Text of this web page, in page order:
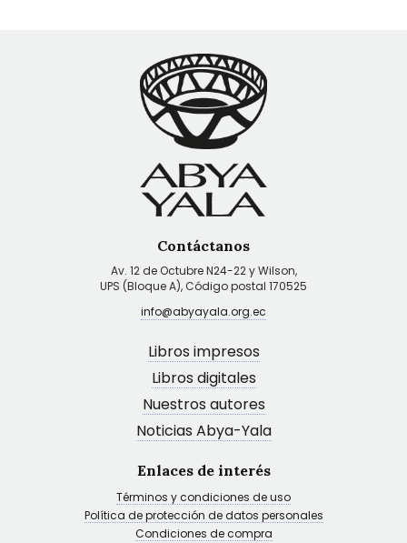
Contáctanos
Av. 12 de Octubre N24-22 y Wilson,
UPS (Bloque A), Código postal 170525
info@abyayala.org.ec
Libros impresos
Libros digitales
Nuestros autores
Noticias Abya-Yala
Enlaces de interés
Términos y condiciones de uso
Política de protección de datos personales
Condiciones de compra